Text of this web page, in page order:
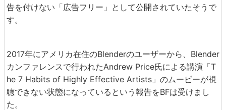
告を付けない「広告フリー」として公開されていたそうで
す。
2017年にアメリカ在住のBlenderのユーザーから、Blender
カンファレンスで行われたAndrew Price氏による講演「T
he 7 Habits of Highly Effective Artists」のムービーが視
聴できない状態になっているという報告をBFは受けまし
た。